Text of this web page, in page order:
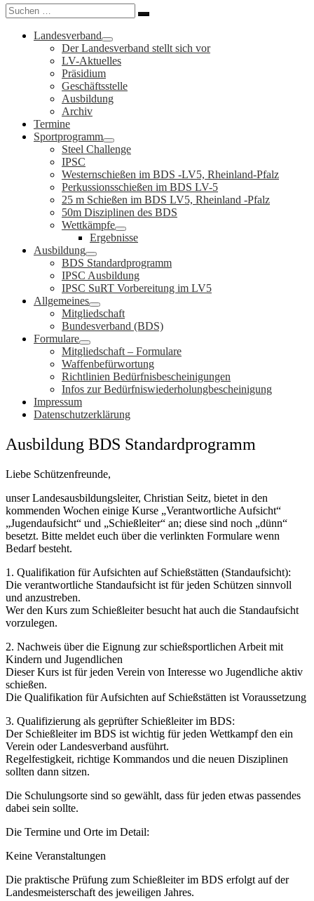
Suche
Suchen …
Landesverband
Der Landesverband stellt sich vor
LV-Aktuelles
Präsidium
Geschäftsstelle
Ausbildung
Archiv
Termine
Sportprogramm
Steel Challenge
IPSC
Westernschießen im BDS -LV5, Rheinland-Pfalz
Perkussionsschießen im BDS LV-5
25 m Schießen im BDS LV5, Rheinland -Pfalz
50m Disziplinen des BDS
Wettkämpfe
Ergebnisse
Ausbildung
BDS Standardprogramm
IPSC Ausbildung
IPSC SuRT Vorbereitung im LV5
Allgemeines
Mitgliedschaft
Bundesverband (BDS)
Formulare
Mitgliedschaft – Formulare
Waffenbefürwortung
Richtlinien Bedürfnisbescheinigungen
Infos zur Bedürfniswiederholungbescheinigung
Impressum
Datenschutzerklärung
Ausbildung BDS Standardprogramm
Liebe Schützenfreunde,
unser Landesausbildungsleiter, Christian Seitz, bietet in den
kommenden Wochen einige Kurse „Verantwortliche Aufsicht“
„Jugendaufsicht“ und „Schießleiter“ an; diese sind noch „dünn“
besetzt. Bitte meldet euch über die verlinkten Formulare wenn
Bedarf besteht.
1. Qualifikation für Aufsichten auf Schießstätten (Standaufsicht):
Die verantwortliche Standaufsicht ist für jeden Schützen sinnvoll
und anzustreben.
Wer den Kurs zum Schießleiter besucht hat auch die Standaufsicht
vorzulegen.
2. Nachweis über die Eignung zur schießsportlichen Arbeit mit
Kindern und Jugendlichen
Dieser Kurs ist für jeden Verein von Interesse wo Jugendliche aktiv
schießen.
Die Qualifikation für Aufsichten auf Schießstätten ist Voraussetzung
3. Qualifizierung als geprüfter Schießleiter im BDS:
Der Schießleiter im BDS ist wichtig für jeden Wettkampf den ein
Verein oder Landesverband ausführt.
Regelfestigkeit, richtige Kommandos und die neuen Disziplinen
sollten dann sitzen.
Die Schulungsorte sind so gewählt, dass für jeden etwas passendes
dabei sein sollte.
Die Termine und Orte im Detail:
Keine Veranstaltungen
Die praktische Prüfung zum Schießleiter im BDS erfolgt auf der
Landesmeisterschaft des jeweiligen Jahres.